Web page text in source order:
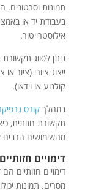
תמונות וסרטונים.
בעבודת יד או
אילוסטרייטור.
ניתן לסווג
ייצוג ציורי (ציור
קולנוע או וידאו).
במהלךקורס
תקשורת חזותית,
מהשימושים הרבים
דימויים
דימויים חזותיים
מסרים. תמונות